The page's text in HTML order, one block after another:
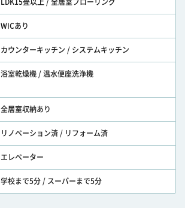
LDK15畳以上 / 全居室フローリング
WICあり
カウンターキッチン / システムキッチン
浴室乾燥機 / 温水便座洗浄機
全居室収納あり
リノベーション済 / リフォーム済
エレベーター
学校まで5分 / スーパーまで5分